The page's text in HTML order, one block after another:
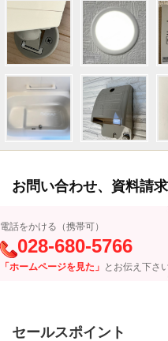
お問い合わせ、資料請
電話をかける（携帯可）
028-680-5766
「ホームページを見た」 とお伝え下さ
セールスポイント